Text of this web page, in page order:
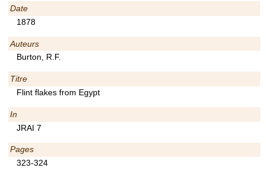
Date
1878
Auteurs
Burton, R.F.
Titre
Flint flakes from Egypt
In
JRAI 7
Pages
323-324